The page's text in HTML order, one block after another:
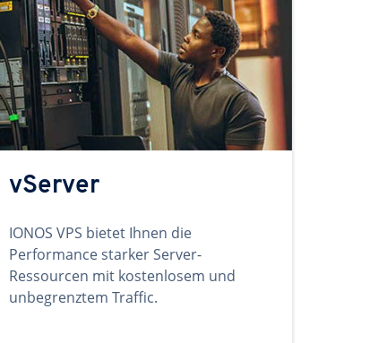
vServer
IONOS VPS bietet Ihnen die
Performance starker Server-
Ressourcen mit kostenlosem und
unbegrenztem Traffic.